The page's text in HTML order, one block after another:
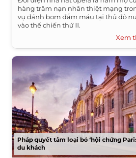
hàng trăm nạn nhân thiệt mạng
vụ đánh bom đẫm máu tại thủ đô
vào thế chiến thứ II.
Xem
Pháp quyết tâm loại bỏ ‘hội chứng
du khách